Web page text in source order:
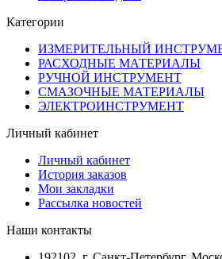
Категории
ИЗМЕРИТЕЛЬНЫЙ
РАСХОДНЫЕ МАТЕРИАЛЫ
РУЧНОЙ ИНСТРУМЕНТ
СМАЗОЧНЫЕ МАТЕРИАЛЫ
ЭЛЕКТРОИНСТРУМЕНТ
Личный кабинет
Личный кабинет
История заказов
Мои закладки
Рассылка новостей
Наши контакты